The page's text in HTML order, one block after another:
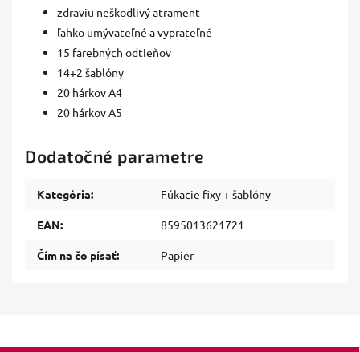
zdraviu neškodlivý atrament
ľahko umývateľné a vyprateľné
15 farebných odtieňov
14+2 šablóny
20 hárkov A4
20 hárkov A5
Dodatočné parametre
Kategória: Fúkacie fixy + šablóny
EAN: 8595013621721
Čím na čo písať: Papier